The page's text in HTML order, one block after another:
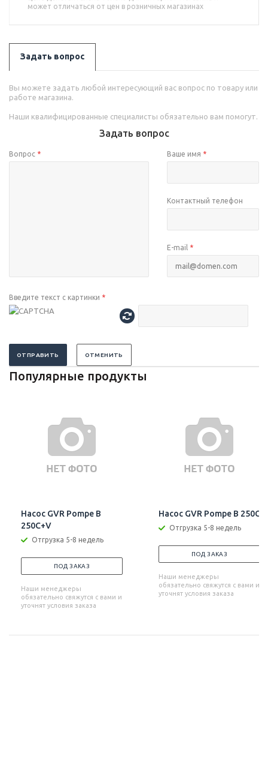
может отличаться от цен в розничных магазинах
Задать вопрос
Вы можете задать любой интересующий вас вопрос по товару или
работе магазина.
Наши квалифицированные специалисты обязательно вам помогут.
Задать вопрос
Вопрос * Ваше имя *
Контактный телефон
E-mail *
Введите текст с картинки *
ОТПРАВИТЬ ОТМЕНИТЬ
Популярные продукты
Насос GVR Pompe B
250C+V
Отгрузка 5-8 недель
ПОД ЗАКАЗ
Наши менеджеры
обязательно свяжутся с вами и
уточнят условия заказа
Насос GVR Pompe B 250C
Отгрузка 5-8 недель
ПОД ЗАКАЗ
Наши менеджеры
обязательно свяжутся с вами и
уточнят условия заказа